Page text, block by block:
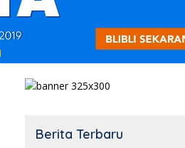
Berita Terbaru